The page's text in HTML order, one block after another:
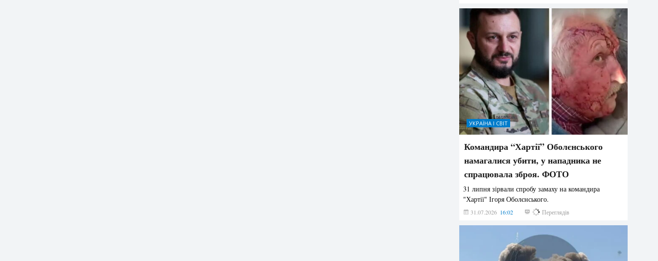
УКРАЇНА І СВІТ
Командира “Хартії” Оболєнського
намагалися убити, у нападника не
спрацювала зброя. ФОТО
31 липня зірвали спробу замаху на командира
"Хартії" Ігоря Оболєнського.
31.07.2026 16:02 187 Переглядів